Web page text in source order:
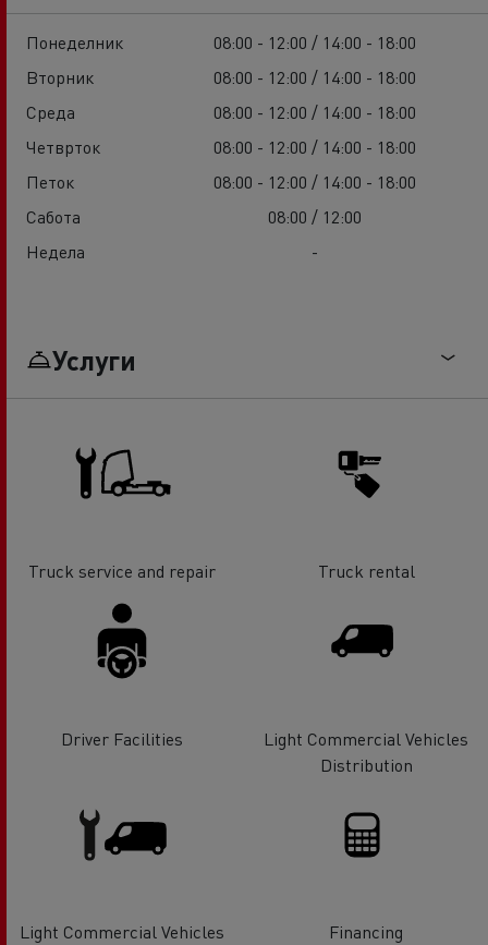
Понеделник
08:00 - 12:00 / 14:00 - 18:00
Вторник
08:00 - 12:00 / 14:00 - 18:00
Среда
08:00 - 12:00 / 14:00 - 18:00
Четврток
08:00 - 12:00 / 14:00 - 18:00
Петок
08:00 - 12:00 / 14:00 - 18:00
Сабота
08:00 / 12:00
Недела
-
Услуги
Truck service and repair Truck rental
Driver Facilities
Light Commercial Vehicles
Distribution
Light Commercial Vehicles
Financing